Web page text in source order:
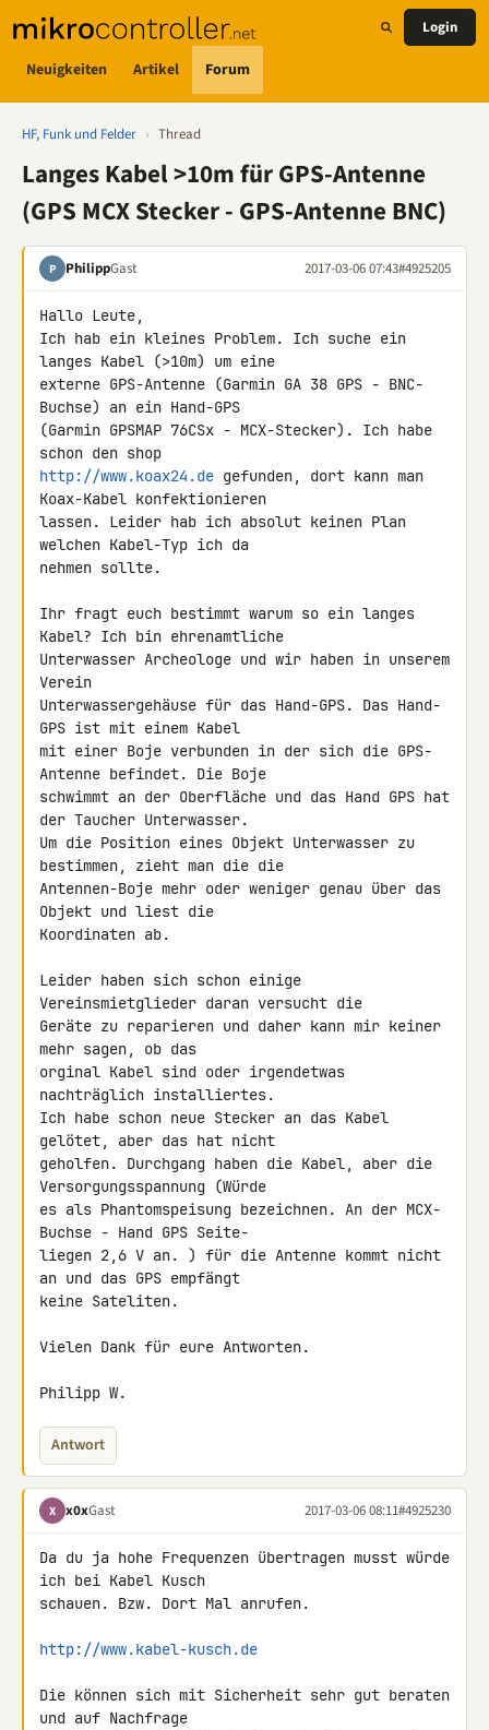
Neuigkeiten Artikel Forum
Login
HF, Funk und Felder › Thread
Langes Kabel >10m für GPS-Antenne
(GPS MCX Stecker - GPS-Antenne BNC)
P PhilippGast 2017-03-06 07:43#4925205
Hallo Leute,
Ich hab ein kleines Problem. Ich suche ein
langes Kabel (>10m) um eine
externe GPS-Antenne (Garmin GA 38 GPS - BNC-
Buchse) an ein Hand-GPS
(Garmin GPSMAP 76CSx - MCX-Stecker). Ich habe
http://www.koax24.de gefunden, dort kann man
Koax-Kabel konfektionieren
lassen. Leider hab ich absolut keinen Plan
welchen Kabel-Typ ich da
nehmen sollte.
Ihr fragt euch bestimmt warum so ein langes
Kabel? Ich bin ehrenamtliche
Unterwasser Archeologe und wir haben in unserem
Verein
Unterwassergehäuse für das Hand-GPS. Das Hand-
GPS ist mit einem Kabel
mit einer Boje verbunden in der sich die GPS-
Antenne befindet. Die Boje
schwimmt an der Oberfläche und das Hand GPS hat
der Taucher Unterwasser.
Um die Position eines Objekt Unterwasser zu
bestimmen, zieht man die die
Antennen-Boje mehr oder weniger genau über das
Objekt und liest die
Koordinaten ab.
Leider haben sich schon einige
Vereinsmietglieder daran versucht die
Geräte zu reparieren und daher kann mir keiner
mehr sagen, ob das
orginal Kabel sind oder irgendetwas
nachträglich installiertes.
Ich habe schon neue Stecker an das Kabel
gelötet, aber das hat nicht
geholfen. Durchgang haben die Kabel, aber die
Versorgungsspannung (Würde
es als Phantomspeisung bezeichnen. An der MCX-
Buchse - Hand GPS Seite-
liegen 2,6 V an. ) für die Antenne kommt nicht
an und das GPS empfängt
keine Sateliten.
Vielen Dank für eure Antworten.
Philipp W.
Antwort
X x0xGast 2017-03-06 08:11#4925230
Da du ja hohe Frequenzen übertragen musst würde
ich bei Kabel Kusch
schauen. Bzw. Dort Mal anrufen.
http://www.kabel-kusch.de
Die können sich mit Sicherheit sehr gut beraten
und auf Nachfrage